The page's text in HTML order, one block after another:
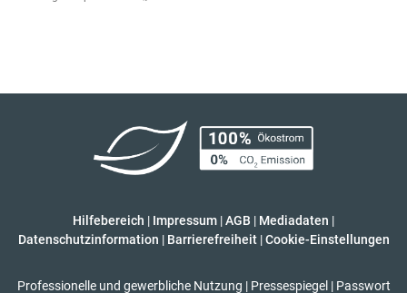
Hilfebereich | Impressum |AGB | Mediadaten |
Datenschutzinformation | Barrierefreiheit | Cookie-Einstellungen
Professionelle und gewerbliche Nutzung | Pressespiegel | Passwort